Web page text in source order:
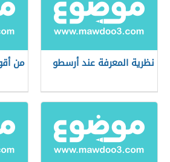
نظرية المعرفة عند أرسطو من